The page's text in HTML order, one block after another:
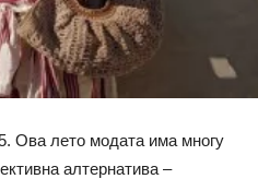
Ова лето модата има многу
алтернатива –